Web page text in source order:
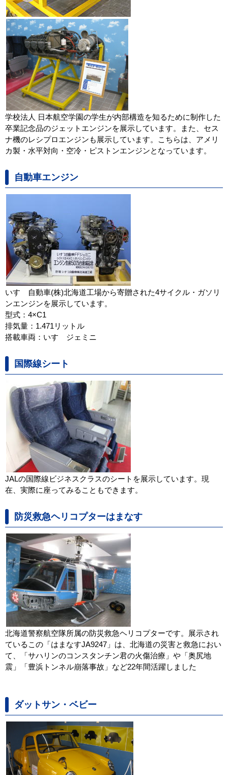
学校法人 日本航空学園の学生が内部構造を知るために制作した
卒業記念品のジェットエンジンを展示しています。また、セス
ナ機のレシプロエンジンも展示しています。こちらは、アメリ
カ製・水平対向・空冷・ピストンエンジンとなっています。
自動車エンジン
いすゞ自動車(株)北海道工場から寄贈された4サイクル・ガソリ
ンエンジンを展示しています。
型式：4×C1
排気量：1.471リットル
搭載車両：いすゞジェミニ
国際線シート
JALの国際線ビジネスクラスのシートを展示しています。現
在、実際に座ってみることもできます。
防災救急ヘリコプターはまなす
北海道警察航空隊所属の防災救急ヘリコプターです。展示され
ているこの「はまなすJA9247」は、北海道の災害と救急におい
て、「サハリンのコンスタンチン君の火傷治療」や「奥尻地
震」「豊浜トンネル崩落事故」など22年間活躍しました
ダットサン・ベビー